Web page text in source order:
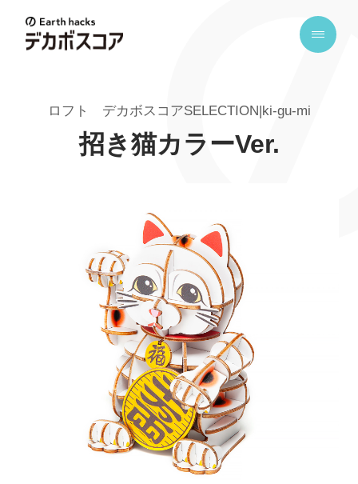
h
h
a
カ
ボ
ス
コ
ア
ロフト デカボスコアSELECTION|ki-gu-mi
招き猫カラーVer.